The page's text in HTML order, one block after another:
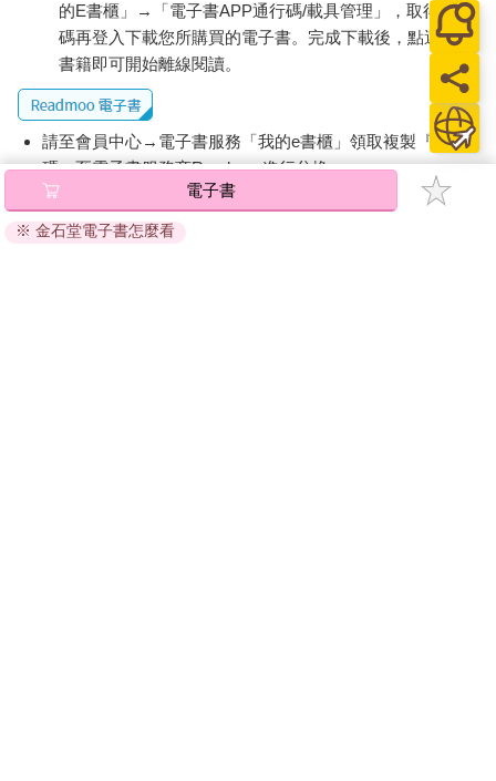
的E書櫃」→「電子書APP通行碼/載具管理」，取得通行
碼再登入下載您所購買的電子書。完成下載後，點選任一
書籍即可開始離線閱讀。
請至會員中心→電子書服務「我的e書櫃」領取複製『兌換
碼』至電子書服務商Readmoo進行兌換。
退換貨須知：
因版權保護，您在金石堂所購買的電子書僅能以金石堂專屬
電子書
※ 金石堂電子書怎麼看